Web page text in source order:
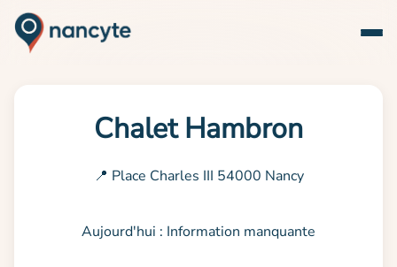
Chalet Hambron
📍 Place Charles III 54000 Nancy
Aujourd'hui : Information manquante